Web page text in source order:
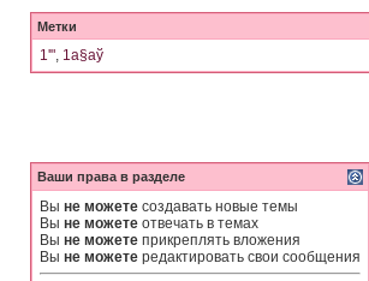
Метки
1'", 1а§аў
Ваши права в разделе
Вы не можете создавать новые темы
Вы не можете отвечать в темах
Вы не можете прикреплять вложения
Вы не можете редактировать свои сообщения